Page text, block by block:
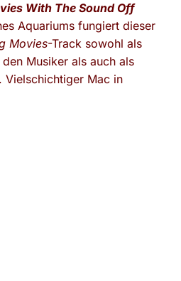
With The Sound Off
Aquariums fungiert dieser
Movies-Track sowohl als
Musiker als auch als
Vielschichtiger Mac in